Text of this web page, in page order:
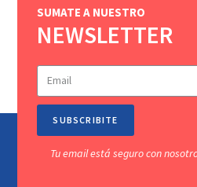
SUMATE A NUESTRO
NEWSLETTER
SUBSCRIBITE
Tu email está seguro con